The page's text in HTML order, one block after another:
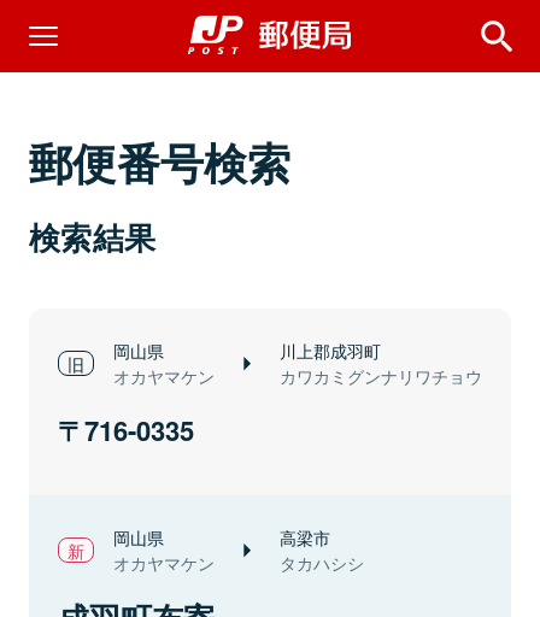
郵便番号検索
検索結果
岡山県
オカヤマケン
川上郡成羽町
カワカミグンナリワチョウ
716-0335
岡山県
オカヤマケン
高梁市
タカハシシ